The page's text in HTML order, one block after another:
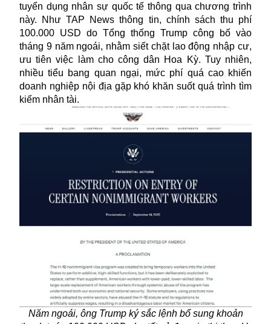
tuyển dụng nhân sự quốc tế thông qua chương trình
này. Như TAP News thông tin, chính sách thu phí
100.000 USD do Tổng thống Trump công bố vào
tháng 9 năm ngoái, nhằm siết chặt lao động nhập cư,
ưu tiên việc làm cho công dân Hoa Kỳ. Tuy nhiên,
nhiều tiểu bang quan ngại, mức phí quá cao khiến
doanh nghiệp nội địa gặp khó khăn suốt quá trình tìm
kiếm nhân tài.
Năm ngoái, ông Trump ký sắc lệnh bổ sung khoản